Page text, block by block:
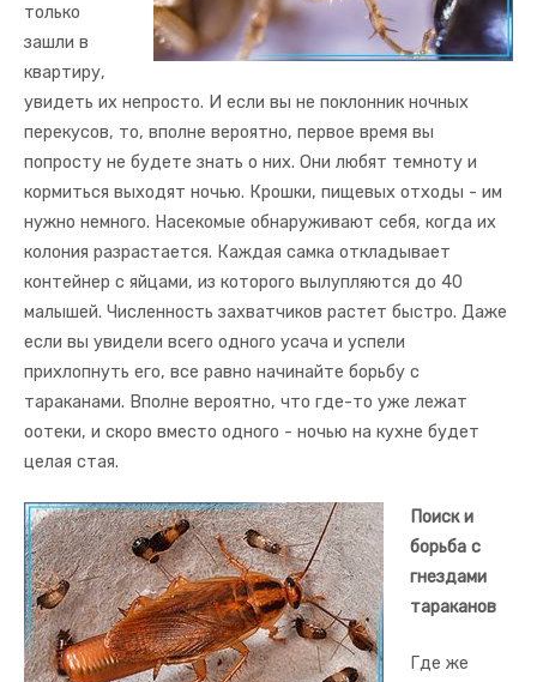
только
зашли в
квартиру,
увидеть их непросто. И если вы не поклонник ночных
перекусов, то, вполне вероятно, первое время вы
попросту не будете знать о них. Они любят темноту и
кормиться выходят ночью. Крошки, пищевых отходы - им
нужно немного. Насекомые обнаруживают себя, когда их
колония разрастается. Каждая самка откладывает
контейнер с яйцами, из которого вылупляются до 40
малышей. Численность захватчиков растет быстро. Даже
если вы увидели всего одного усача и успели
прихлопнуть его, все равно начинайте борьбу с
тараканами. Вполне вероятно, что где-то уже лежат
оотеки, и скоро вместо одного - ночью на кухне будет
целая стая.
Поиск и
борьба с
гнездами
тараканов
Где же